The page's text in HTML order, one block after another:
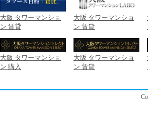
大阪 タワーマンショ
ン 賃貸
大阪 タワーマンショ
ン 賃貸
大阪 タワーマンショ
ン 購入
大阪 タワーマンショ
ン 賃貸